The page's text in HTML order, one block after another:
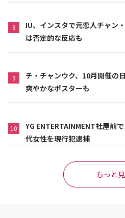
8
IU、インスタで元恋人チャン
は否定的な反応も
9
チ・チャンウク、10月開催の
爽やかなポスターも
10
YG ENTERTAINMENT社屋前
代女性を現行犯逮捕
もっと